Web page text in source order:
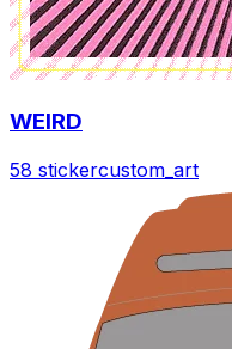
WEIRD
58 stickercustom_art